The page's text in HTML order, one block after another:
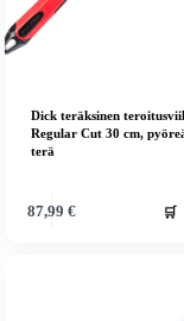
Dick teräksinen
Regular Cut 30 cm,
terä
87,99 € 🛒